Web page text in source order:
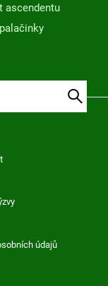
ascendentu
údajů